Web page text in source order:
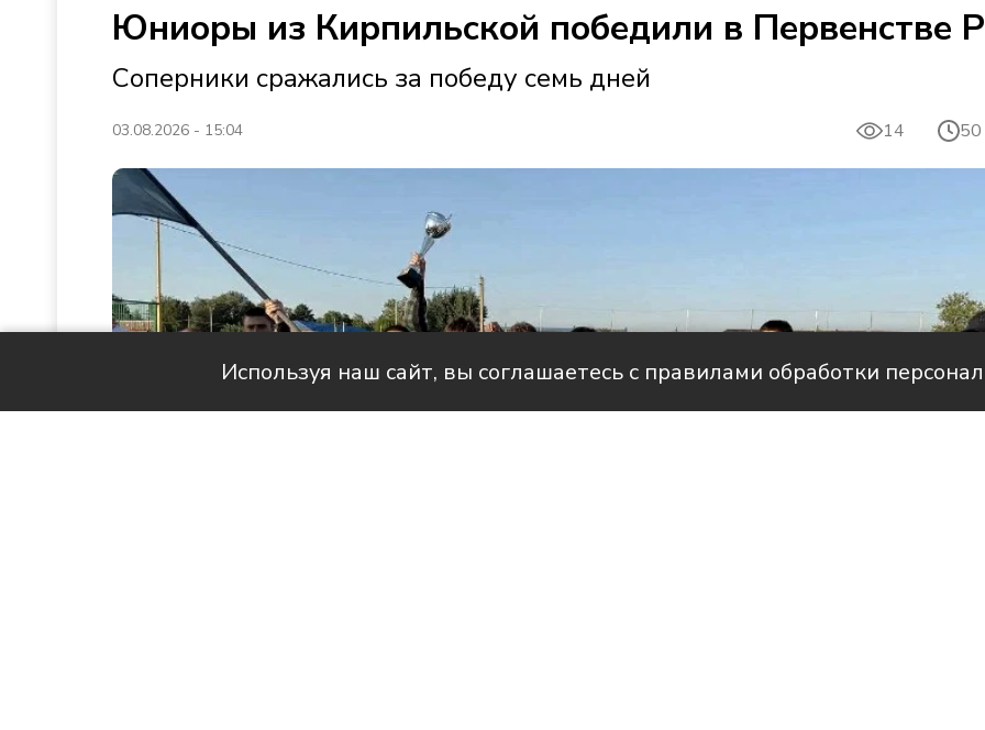
Юниоры из Кирпильской победили в Первенстве
Соперники сражались за победу семь дней
03.08.2026 - 15:04 14 50
Используя наш сайт, вы соглашаетесь с правилами обработки